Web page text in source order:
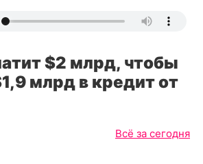
$2 млрд, чтобы
млрд в кредит от
Всё за сегодня